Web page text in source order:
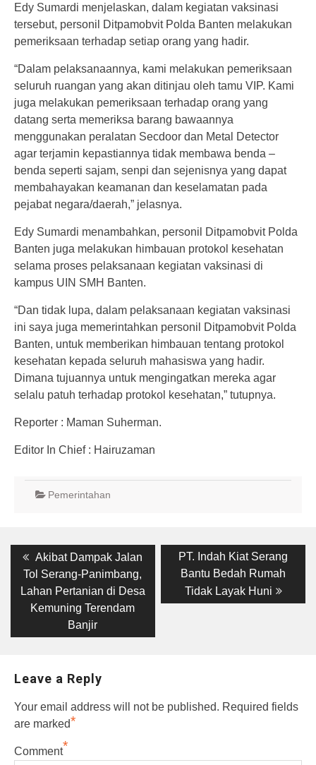
Edy Sumardi menjelaskan, dalam kegiatan vaksinasi
tersebut, personil Ditpamobvit Polda Banten melakukan
pemeriksaan terhadap setiap orang yang hadir.
“Dalam pelaksanaannya, kami melakukan pemeriksaan
seluruh ruangan yang akan ditinjau oleh tamu VIP. Kami
juga melakukan pemeriksaan terhadap orang yang
datang serta memeriksa barang bawaannya
menggunakan peralatan Secdoor dan Metal Detector
agar terjamin kepastiannya tidak membawa benda –
benda seperti sajam, senpi dan sejenisnya yang dapat
membahayakan keamanan dan keselamatan pada
pejabat negara/daerah,” jelasnya.
Edy Sumardi menambahkan, personil Ditpamobvit Polda
Banten juga melakukan himbauan protokol kesehatan
selama proses pelaksanaan kegiatan vaksinasi di
kampus UIN SMH Banten.
“Dan tidak lupa, dalam pelaksanaan kegiatan vaksinasi
ini saya juga memerintahkan personil Ditpamobvit Polda
Banten, untuk memberikan himbauan tentang protokol
kesehatan kepada seluruh mahasiswa yang hadir.
Dimana tujuannya untuk mengingatkan mereka agar
selalu patuh terhadap protokol kesehatan,” tutupnya.
Reporter : Maman Suherman.
Editor In Chief : Hairuzaman
Pemerintahan
Post
navigation
Previous
post:
Akibat Dampak Jalan
Tol Serang-Panimbang,
Lahan Pertanian di Desa
Kemuning Terendam
Banjir
Next
post:
PT. Indah Kiat Serang
Bantu Bedah Rumah
Tidak Layak Huni
Leave a Reply
Your email address will not be published. Required fields
are marked*
Comment*